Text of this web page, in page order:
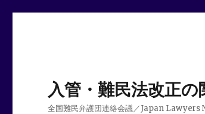
入管・難民法改正の
全国難民弁護団連絡会議／Japan